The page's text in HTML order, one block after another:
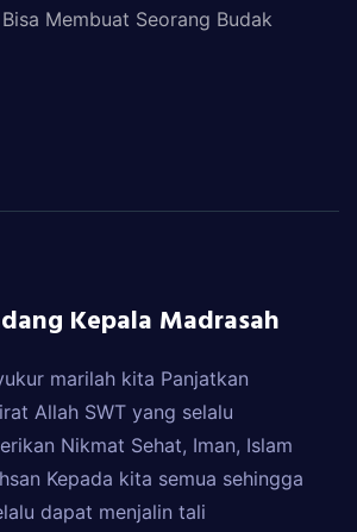
Membuat Seorang Budak
Kepala Madrasah
marilah kita Panjatkan
Allah SWT yang selalu
Nikmat Sehat, Iman, Islam
Kepada kita semua sehingga
dapat menjalin tali